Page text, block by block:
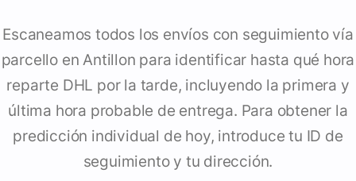
Escaneamos todos los envíos con seguimiento vía
parcello en Antillon para identificar hasta qué hora
reparte DHL por la tarde, incluyendo la primera y
última hora probable de entrega. Para obtener la
predicción individual de hoy, introduce tu ID de
seguimiento y tu dirección.